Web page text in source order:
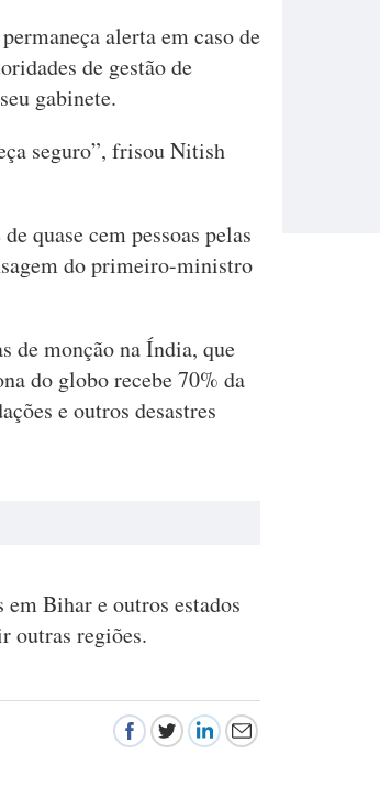
alerta em caso de
de gestão de
gabinete.
seguro”, frisou Nitish
quase cem pessoas pelas
do primeiro-ministro
de monção na Índia, que
do globo recebe 70% da
e outros desastres
Bihar e outros estados
outras regiões.